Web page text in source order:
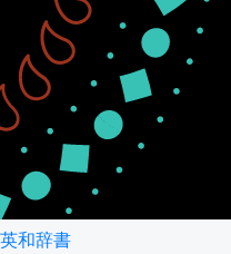
英和辞書